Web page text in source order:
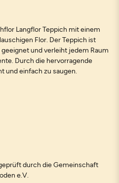
Langflor Teppich mit einem
Flor. Der Teppich ist
und verleiht jedem Raum
Durch die hervorragende
und einfach zu saugen.
durch die Gemeinschaft
e.V.